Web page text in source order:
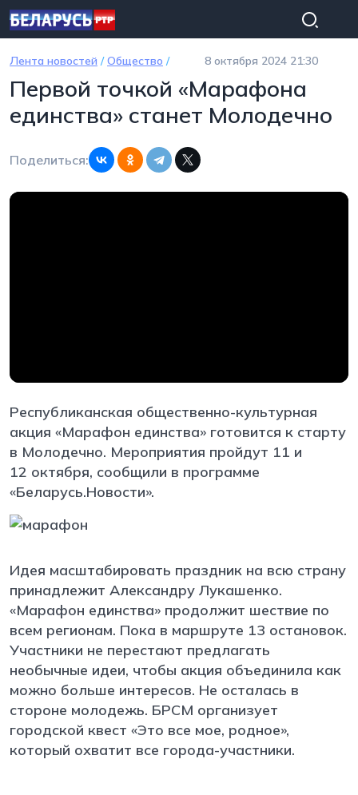
Перейти к основному содержанию
Лента новостей /Общество / 8 октября 2024 21:30
Первой точкой «Марафона
единства» станет Молодечно
Поделиться:
Республиканская общественно-культурная
акция «Марафон единства» готовится к старту
в Молодечно. Мероприятия пройдут 11 и
12 октября, сообщили в программе
«Беларусь.Новости».
Идея масштабировать праздник на всю страну
принадлежит Александру Лукашенко.
«Марафон единства» продолжит шествие по
всем регионам. Пока в маршруте 13 остановок.
Участники не перестают предлагать
необычные идеи, чтобы акция объединила как
можно больше интересов. Не осталась в
стороне молодежь. БРСМ организует
городской квест «Это все мое, родное»,
который охватит все города-участники.